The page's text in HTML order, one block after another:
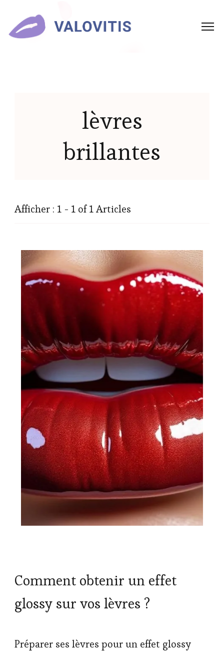
lèvres
brillantes
Afficher : 1 - 1 of 1 Articles
Comment obtenir un effet
glossy sur vos lèvres ?
Préparer ses lèvres pour un effet glossy